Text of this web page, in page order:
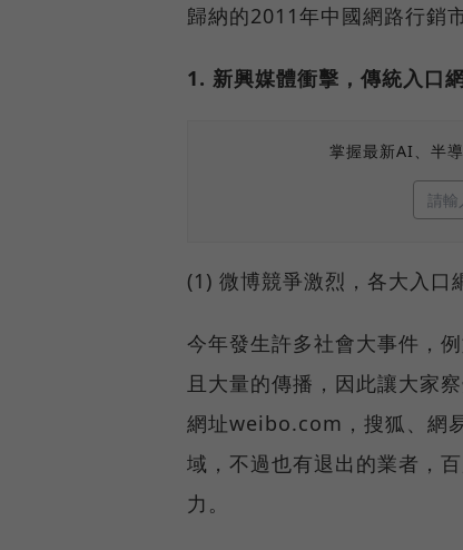
歸納的2011年中國網路行銷
1. 新興媒體衝擊，傳統入口
掌握最新AI、半
(1) 微博競爭激烈，各大入口
今年發生許多社會大事件，
且大量的傳播，因此讓大家
網址weibo.com，搜狐、網
域，不過也有退出的業者，
力。